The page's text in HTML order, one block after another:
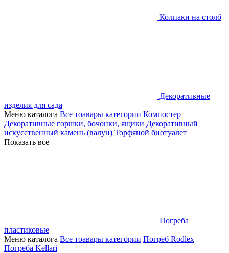
Колпаки на столб
Декоративные
изделия для сада
Меню каталога Все тоавары категории Компостер
Декоративные горшки, бочонки, ящики Декоративный
искусственный камень (валун) Торфяной биотуалет
Показать все
Погреба
пластиковые
Меню каталога Все тоавары категории Погреб Rodlex
Погреба Kellari